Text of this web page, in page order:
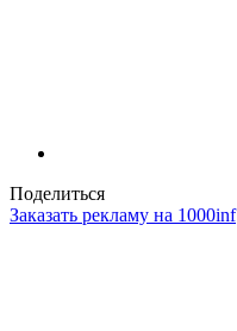
Поделиться
Заказать рекламу на 1000inf